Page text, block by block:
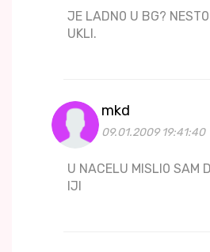
JE LADN0 U BG? NEST0
UKLI.
mkd
09.01.2009 19:41:40
U NACELU MISLI0 SAM
IJI